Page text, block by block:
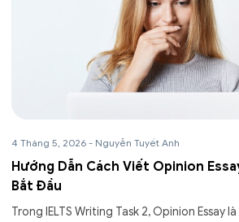
4 Tháng 5, 2026 - Nguyễn Tuyết Anh
Hướng Dẫn Cách Viết Opinion
Bắt Đầu
Trong IELTS Writing Task 2, Opinion Essay